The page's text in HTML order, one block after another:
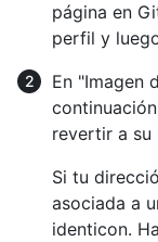
página en
perfil y
En "Imagen
revertir a su
Si tu
asociada a
identicon.